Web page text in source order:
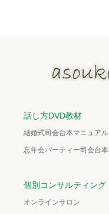
話し方DVD教材
結婚式司会台本マニュアル
忘年会パーティー司会台本
個別コンサルティング
オンラインサロン